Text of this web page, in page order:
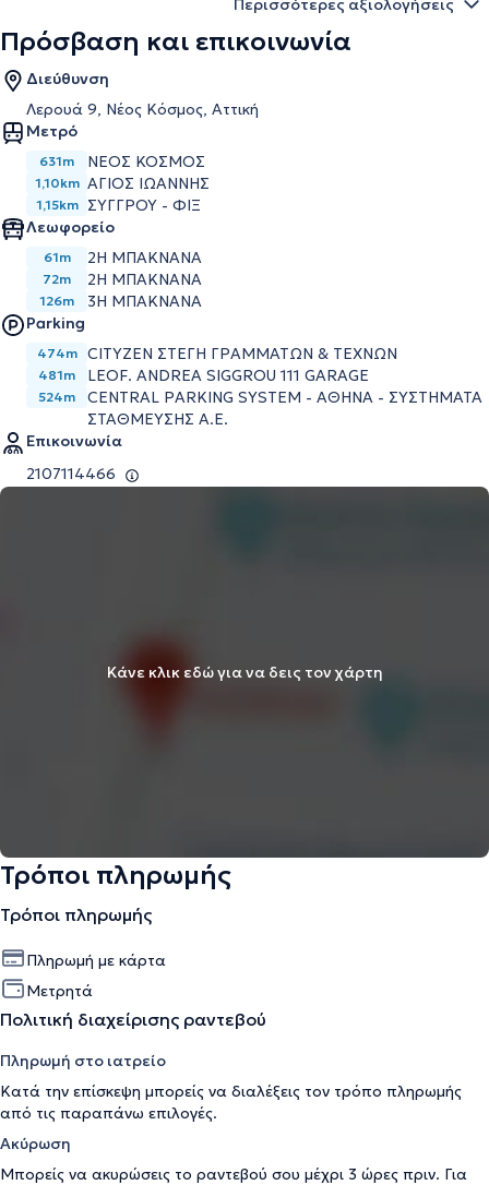
Περισσότερες αξιολογήσεις
Πρόσβαση και επικοινωνία
Διεύθυνση
Λερουά 9, Νέος Κόσμος, Αττική
Μετρό
631m ΝΕΟΣ ΚΟΣΜΟΣ
1,10km ΑΓΙΟΣ ΙΩΑΝΝΗΣ
1,15km
ΣΥΓΓΡΟΥ - ΦΙΞ
Λεωφορείο
61m 2Η ΜΠΑΚΝΑΝΑ
72m 2Η ΜΠΑΚΝΑΝΑ
126m
3Η ΜΠΑΚΝΑΝΑ
Parking
474m CITYZEN ΣΤΕΓΗ ΓΡΑΜΜΑΤΩΝ & ΤΕΧΝΩΝ
481m LEOF. ANDREA SIGGROU 111 GARAGE
524m
CENTRAL PARKING SYSTEM - ΑΘΗΝΑ - ΣΥΣΤΗΜΑΤΑ
ΣΤΑΘΜΕΥΣΗΣ Α.Ε.
Επικοινωνία
2107114466
Κάνε κλικ εδώ για να δεις τον χάρτη
Τρόποι πληρωμής
Τρόποι πληρωμής
Πληρωμή με κάρτα
Μετρητά
Πολιτική διαχείρισης ραντεβού
Πληρωμή στο ιατρείο
Κατά την επίσκεψη μπορείς να διαλέξεις τον τρόπο πληρωμής
από τις παραπάνω επιλογές.
Ακύρωση
Μπορείς να ακυρώσεις το ραντεβού σου μέχρι 3 ώρες πριν. Για